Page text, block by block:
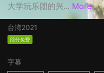
大学玩乐团的兴... More
台湾2021
部分免费
字幕